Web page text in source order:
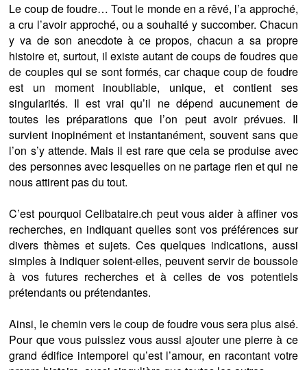
Le coup de foudre… Tout le monde en a rêvé, l’a approché,
a cru l’avoir approché, ou a souhaité y succomber. Chacun
y va de son anecdote à ce propos, chacun a sa propre
histoire et, surtout, il existe autant de coups de foudres que
de couples qui se sont formés, car chaque coup de foudre
est un moment inoubliable, unique, et contient ses
singularités. Il est vrai qu’il ne dépend aucunement de
toutes les préparations que l’on peut avoir prévues. Il
survient inopinément et instantanément, souvent sans que
l’on s’y attende. Mais il est rare que cela se produise avec
des personnes avec lesquelles on ne partage rien et qui ne
nous attirent pas du tout.
C’est pourquoi Celibataire.ch peut vous aider à affiner vos
recherches, en indiquant quelles sont vos préférences sur
divers thèmes et sujets. Ces quelques indications, aussi
simples à indiquer soient-elles, peuvent servir de boussole
à vos futures recherches et à celles de vos potentiels
prétendants ou prétendantes.
Ainsi, le chemin vers le coup de foudre vous sera plus aisé.
Pour que vous puissiez vous aussi ajouter une pierre à ce
grand édifice intemporel qu’est l’amour, en racontant votre